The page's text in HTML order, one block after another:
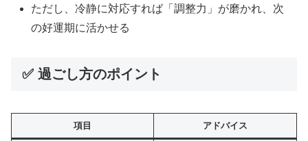
ただし、冷静に対応すれば「調整力」が磨かれ、次
の好運期に活かせる
✅ 過ごし方のポイント
項目 アドバイス